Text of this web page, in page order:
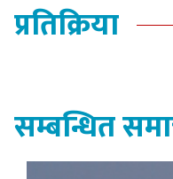
प्रतिक्रिया
सम्बन्धित